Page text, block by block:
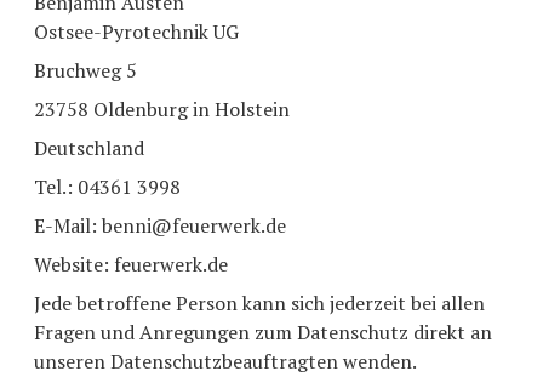
Ostsee-Pyrotechnik UG
Bruchweg 5
23758 Oldenburg in Holstein
Deutschland
Tel.: 04361 3998
E-Mail: benni@feuerwerk.de
Website: feuerwerk.de
Jede betroffene Person kann sich jederzeit bei allen
Fragen und Anregungen zum Datenschutz direkt an
unseren Datenschutzbeauftragten wenden.